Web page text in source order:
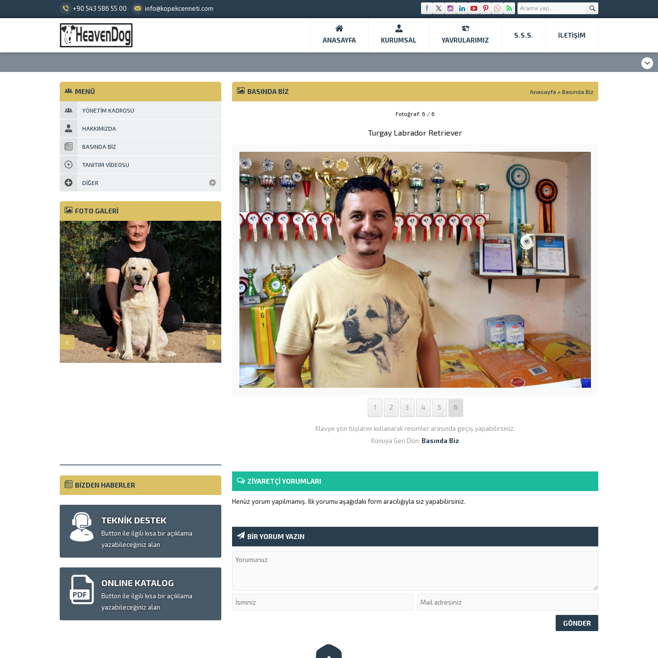
+90 543 586 55 00 info@kopekcenneti.com
ANASAYFA KURUMSAL YAVRULARIMIZ
S.S.S. İLETIŞIM
BASINDA BIZ Anasayfa » Basında Biz
Fotoğraf: 6 / 6
Turgay Labrador Retriever
1 2 3 4 5 6
Klavye yön tuşlarını kullanarak resimler arasında geçiş yapabilirsiniz.
Konuya Geri Dön: Basında Biz
ZİYARETÇİ YORUMLARI
Henüz yorum yapılmamış. İlk yorumu aşağıdaki form aracılığıyla siz yapabilirsiniz.
BİR YORUM YAZIN
MENÜ
YÖNETIM KADROSU
HAKKIMIZDA
BASINDA BIZ
TANITIM VIDEOSU
DIĞER
FOTO GALERİ
BİZDEN HABERLER
TEKNİK DESTEK
Button ile ilgili kısa bir açıklama
yazabileceğiniz alan
ONLINE KATALOG
Button ile ilgili kısa bir açıklama
yazabileceğiniz alan
Cevap Yaz